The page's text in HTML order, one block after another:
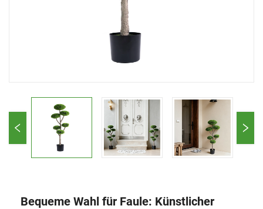
Bequeme Wahl für Faule: Künstlicher